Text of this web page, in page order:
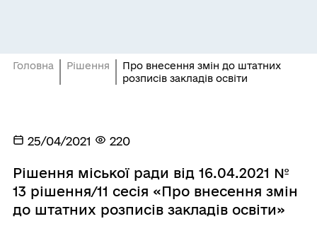
Головна Рішення
Про внесення змін до штатних
розписів закладів освіти
25/04/2021 220
Рішення міської ради від 16.04.2021 №
13 рішення/11 сесія «Про внесення змін
до штатних розписів закладів освіти»